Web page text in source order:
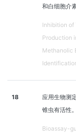
和白细胞介
Inhibition of
Production
Methanolic
18
应用生物测
锥虫有活性。
Bioassay-